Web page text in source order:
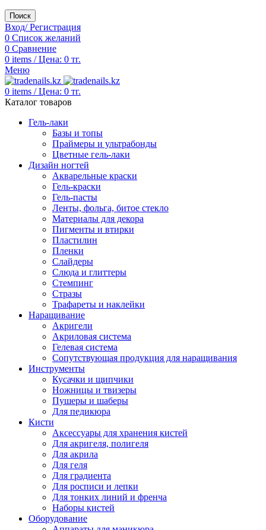
Поиск
Вход/ Регистрация
0 Список желаний
0 Сравнение
0 items / Цена: 0 тг.
Меню
0 items / Цена: 0 тг.
Каталог товаров
Гель-лаки
Базы и топы
Праймеры и ультрабонды
Цветные гель-лаки
Дизайн ногтей
Акварельные краски
Гель-краски
Гель-пасты
Ленты, фольга, битое стекло
Материалы для декора
Пигменты и втирки
Пластилин
Пленки
Слайдеры
Слюда и глиттеры
Стемпинг
Стразы
Трафареты и наклейки
Наращивание
Акригели
Акриловая система
Гелевая система
Сопутствующая продукция для наращивания
Инструменты
Кусачки и щипчики
Ножницы и твизеры
Пушеры и шаберы
Для педикюра
Кисти
Аксессуары для хранения кистей
Для акригеля, полигеля
Для акрила
Для геля
Для градиента
Для росписи и лепки
Для тонких линий и френча
Наборы кистей
Оборудование